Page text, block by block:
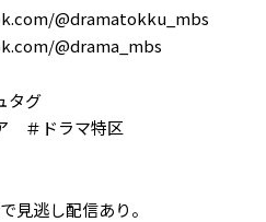
@dramatokku_mbs
@drama_mbs
タグ
＃ドラマ特区
見逃し配信あり。